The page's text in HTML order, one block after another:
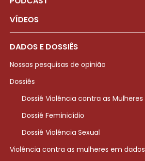
VÍDEOS
DADOS E DOSSIÊS
Nossas pesquisas de opinião
Dossiês
Dossiê Violência contra as Mulheres
Dossiê Feminicídio
Dossiê Violência Sexual
Violência contra as mulheres em dados